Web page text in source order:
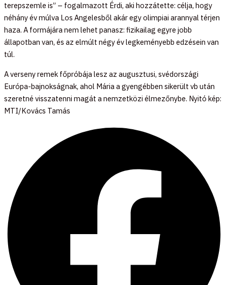
terepszemle is” – fogalmazott Érdi, aki hozzátette: célja, hogy
néhány év múlva Los Angelesből akár egy olimpiai arannyal térjen
haza. A formájára nem lehet panasz: fizikailag egyre jobb
állapotban van, és az elmúlt négy év legkeményebb edzésein van
túl.
A verseny remek főpróbája lesz az augusztusi, svédországi
Európa-bajnokságnak, ahol Mária a gyengébben sikerült vb után
szeretné visszatenni magát a nemzetközi élmezőnybe. Nyitó kép:
MTI/Kovács Tamás